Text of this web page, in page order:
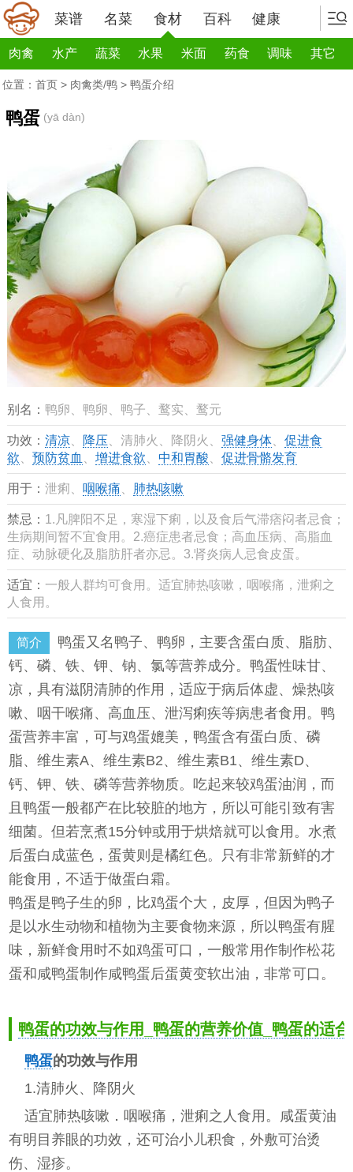
菜谱 名菜 食材 百科 健康
肉禽 水产 蔬菜 水果 米面 药食 调味 其它
位置： 首页 > 肉禽类/鸭 > 鸭蛋介绍
鸭蛋 (yā dàn)
别名： 鸭卵、鸭卵、鸭子、鹜实、鹜元
功效： 清凉、 降压 、清肺火、降阴火、 强健身体、 促进食
欲
预防贫血 增进食欲 中和胃酸 促进骨骼发育
用于： 泄痢、 咽喉痛 肺热咳嗽
禁忌： 1.凡脾阳不足，寒湿下痢，以及食后气滞痞闷者忌食；
生病期间暂不宜食用。2.癌症患者忌食；高血压病、高脂血
症、动脉硬化及脂肪肝者亦忌。3.肾炎病人忌食皮蛋。
适宜： 一般人群均可食用。适宜肺热咳嗽，咽喉痛，泄痢之
人食用。
简介
鸭蛋又名鸭子、鸭卵，主要含蛋白质、脂肪、
钙、磷、铁、钾、钠、氯等营养成分。鸭蛋性味甘、
凉，具有滋阴清肺的作用，适应于病后体虚、燥热咳
嗽、咽干喉痛、高血压、泄泻痢疾等病患者食用。鸭
蛋营养丰富，可与鸡蛋媲美，鸭蛋含有蛋白质、磷
脂、维生素A、维生素B2、维生素B1、维生素D、
钙、钾、铁、磷等营养物质。吃起来较鸡蛋油润，而
且鸭蛋一般都产在比较脏的地方，所以可能引致有害
细菌。但若烹煮15分钟或用于烘焙就可以食用。水煮
后蛋白成蓝色，蛋黄则是橘红色。只有非常新鲜的才
能食用，不适于做蛋白霜。
鸭蛋是鸭子生的卵，比鸡蛋个大，皮厚，但因为鸭子
是以水生动物和植物为主要食物来源，所以鸭蛋有腥
味，新鲜食用时不如鸡蛋可口，一般常用作制作松花
蛋和咸鸭蛋制作咸鸭蛋后蛋黄变软出油，非常可口。
鸭蛋的功效与作用_鸭蛋的营养价值_鸭蛋的适
鸭蛋的功效与作用
1.清肺火、降阴火
适宜肺热咳嗽．咽喉痛，泄痢之人食用。咸蛋黄油
有明目养眼的功效，还可治小儿积食，外敷可治烫
伤、湿疹。